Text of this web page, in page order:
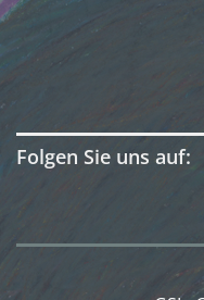
Folgen Sie uns auf: